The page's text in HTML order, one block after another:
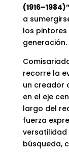
(1916–1984)”
a
los pintores
generación.
recorre la
un creador
en el eje
largo del
fuerza
búsqueda,